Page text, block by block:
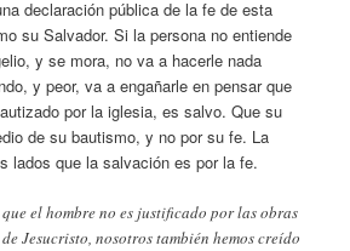
declaración pública de la fe de esta
su Salvador. Si la persona no entiende
y se mora, no va a hacerle nada
y peor, va a engañarle en pensar que
por la iglesia, es salvo. Que su
de su bautismo, y no por su fe. La
lados que la salvación es por la fe.
el hombre no es justificado por las obras
Jesucristo, nosotros también hemos creído